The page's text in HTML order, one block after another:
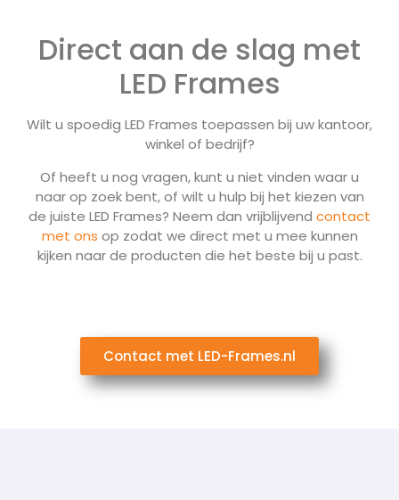
Direct aan de slag met
LED Frames
Wilt u spoedig LED Frames toepassen bij uw kantoor,
winkel of bedrijf?
Of heeft u nog vragen, kunt u niet vinden waar u
naar op zoek bent, of wilt u hulp bij het kiezen van
de juiste LED Frames? Neem dan vrijblijvend contact
met ons op zodat we direct met u mee kunnen
kijken naar de producten die het beste bij u past.
Contact met LED-Frames.nl